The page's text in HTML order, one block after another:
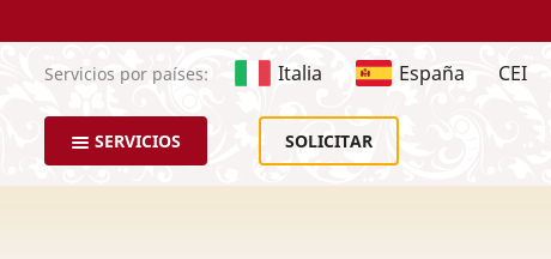
Servicios por países: Italia España CEI
SERVICIOS SOLICITAR